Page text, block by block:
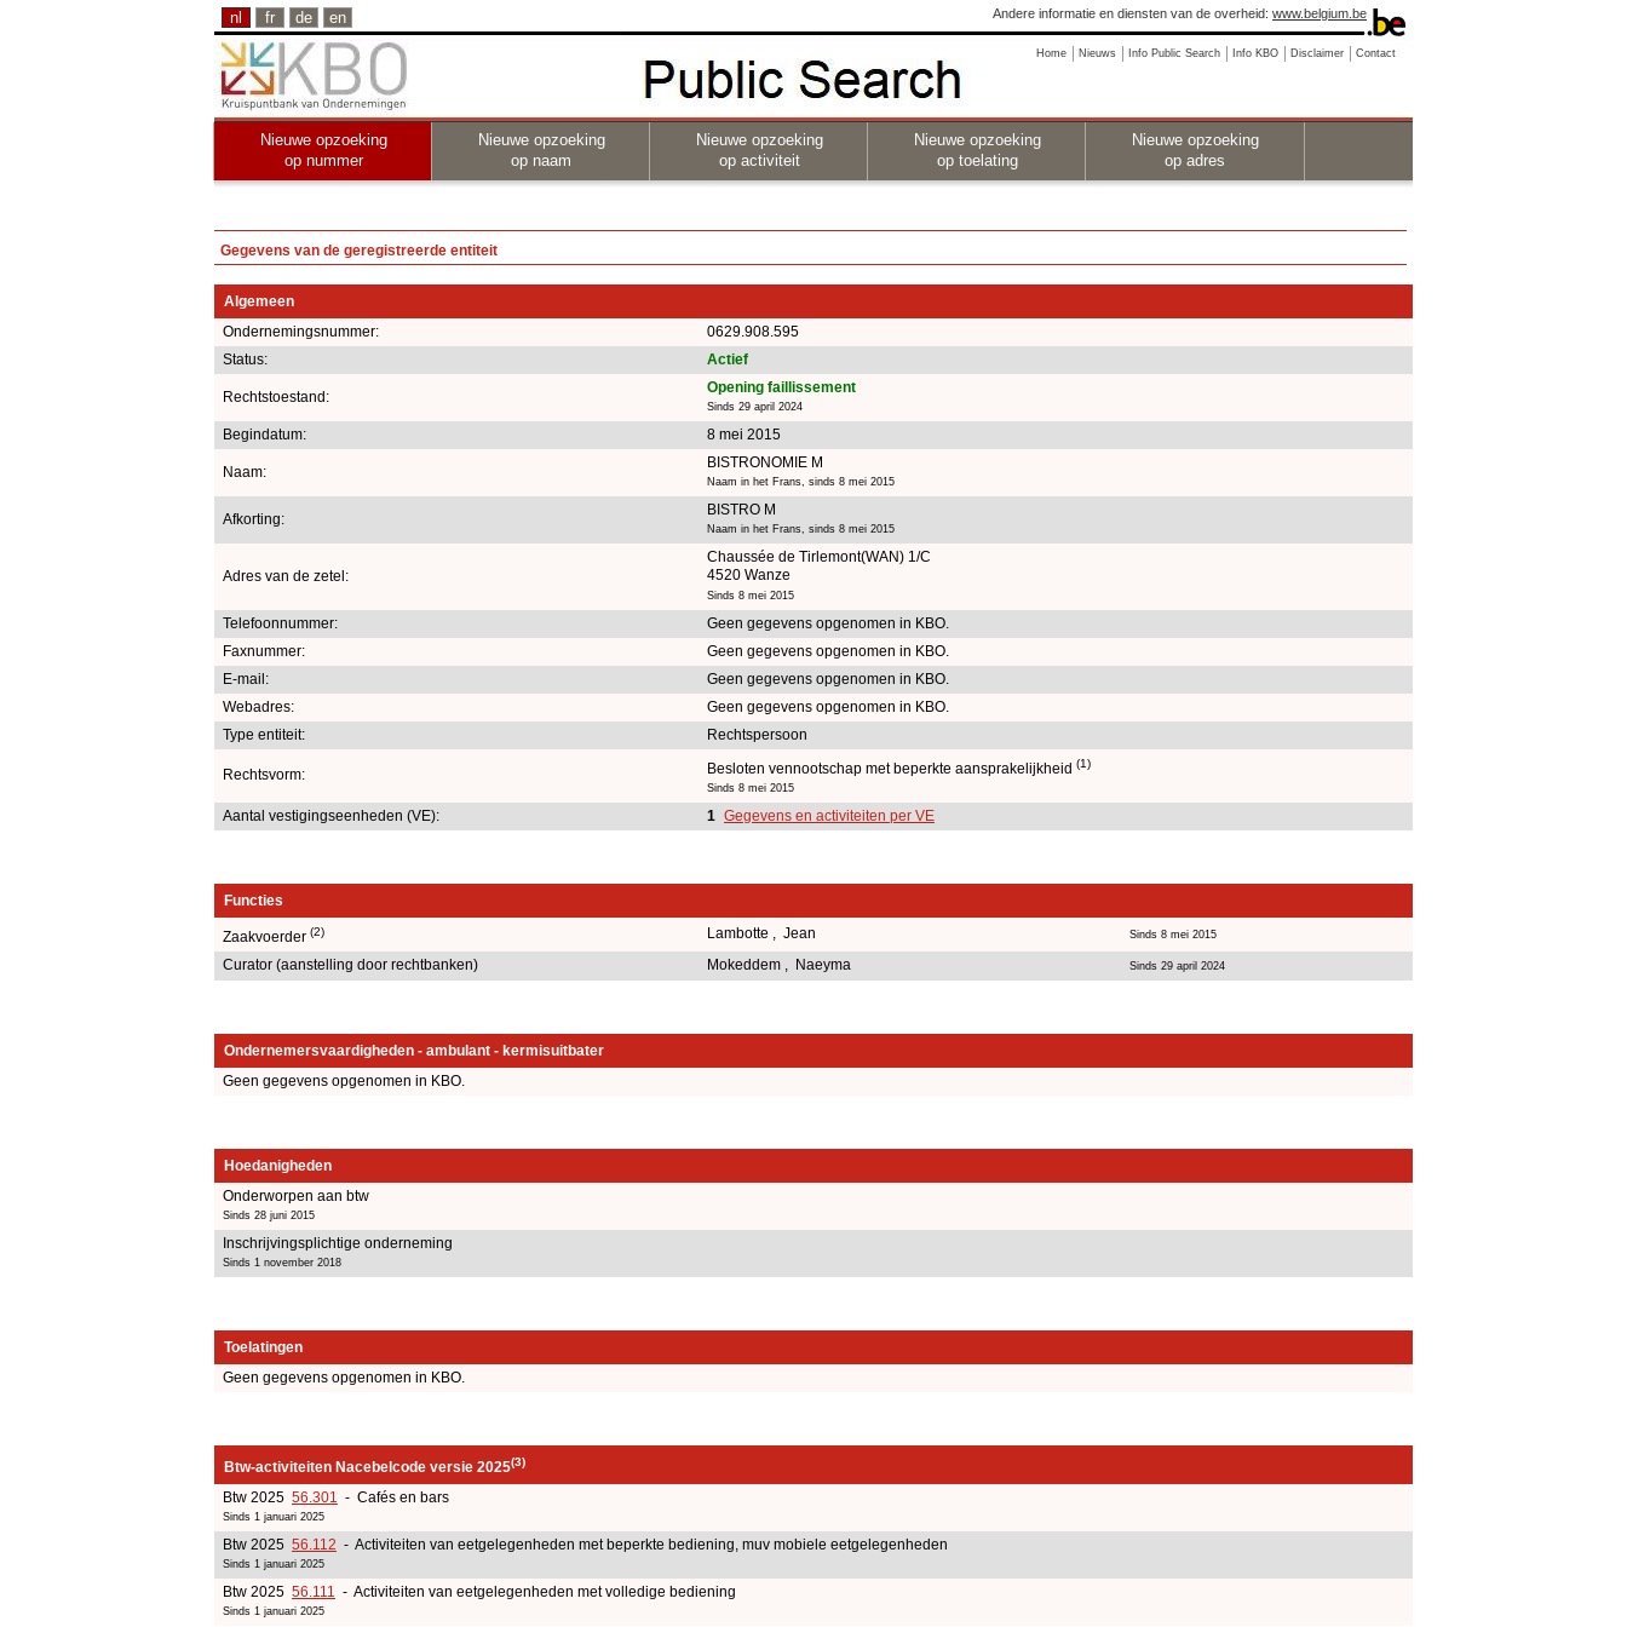
nl fr de en Andere informatie en diensten van de overheid: www.belgium.be
Home Nieuws Info Public Search Info KBO Disclaimer Contact
Nieuwe opzoeking
op nummer
Nieuwe opzoeking
op naam
Nieuwe opzoeking
op activiteit
Nieuwe opzoeking
op toelating
Nieuwe opzoeking
op adres
Gegevens van de geregistreerde entiteit
Algemeen
Ondernemingsnummer:
0629.908.595
Status:
Actief
Rechtstoestand:
Opening faillissement
Sinds 29 april 2024
Begindatum: 8 mei 2015
Naam:
BISTRONOMIE M
Naam in het Frans, sinds 8 mei 2015
Afkorting:
BISTRO M
Naam in het Frans, sinds 8 mei 2015
Adres van de zetel:
Chaussée de Tirlemont(WAN) 1/C
4520 Wanze
Sinds 8 mei 2015
Telefoonnummer:
Geen gegevens opgenomen in KBO.
Faxnummer:
Geen gegevens opgenomen in KBO.
E-mail:
Geen gegevens opgenomen in KBO.
Webadres:
Geen gegevens opgenomen in KBO.
Type entiteit:
Rechtspersoon
Rechtsvorm: Besloten vennootschap met beperkte aansprakelijkheid (1)
Sinds 8 mei 2015
Aantal vestigingseenheden (VE): 1 Gegevens en activiteiten per VE
Functies
Zaakvoerder (2) Lambotte , Jean Sinds 8 mei 2015
Curator (aanstelling door rechtbanken) Mokeddem , Naeyma Sinds 29 april 2024
Ondernemersvaardigheden - ambulant - kermisuitbater
Geen gegevens opgenomen in KBO.
Hoedanigheden
Onderworpen aan btw
Sinds 28 juni 2015
Inschrijvingsplichtige onderneming
Sinds 1 november 2018
Toelatingen
Geen gegevens opgenomen in KBO.
Btw-activiteiten Nacebelcode versie 2025(3)
Btw 2025 56.301 - Cafés en bars
Sinds 1 januari 2025
Btw 2025 56.112 - Activiteiten van eetgelegenheden met beperkte bediening, muv mobiele eetgelegenheden
Sinds 1 januari 2025
Btw 2025 56.111 - Activiteiten van eetgelegenheden met volledige bediening
Sinds 1 januari 2025